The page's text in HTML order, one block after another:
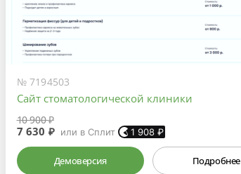
№ 7194503
Сайт стоматологической клиники
10 900 ₽
7 630 ₽ или в Сплит 1 908₽
Демоверсия Подробнее